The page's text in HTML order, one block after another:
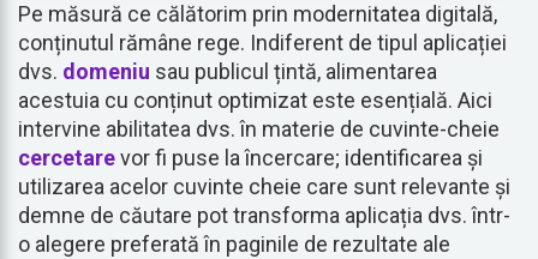
Pe măsură ce călătorim prin modernitatea digitală,
conținutul rămâne rege. Indiferent de tipul aplicației
dvs. domeniu sau publicul țintă, alimentarea
acestuia cu conținut optimizat este esențială. Aici
intervine abilitatea dvs. în materie de cuvinte-cheie
cercetarevor fi puse la încercare; identificarea și
utilizarea acelor cuvinte cheie care sunt relevante și
demne de căutare pot transforma aplicația dvs. într-
o alegere preferată în paginile de rezultate ale